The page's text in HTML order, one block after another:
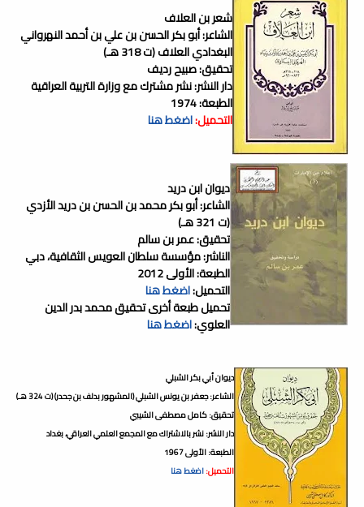
شعر بن العلاف
الشاعر: أبو بكر الحسن بن علي بن أحمد النهرواني
البغدادي العلاف (ت 318 هـ)
تحقيق: صبيح رديف
دار النشر: نشر مشترك مع وزارة التربية العراقية
الطبعة: 1974
التحميل:اضغط هنا
ديوان ابن دريد
الشاعر: أبو بكر محمد بن الحسن بن دريد الأزدي
(ت 321 هـ)
تحقيق: عمر بن سالم
الناشر: مؤسسة سلطان العويس الثقافية، دبي
الطبعة: الأولى 2012
التحميل:اضغط هنا
تحميل طبعة أخرى تحقيق محمد بدر الدين
العلوي:اضغط هنا
ديوان أبي بكر الشبلي
الشاعر: جعفر بن يونس الشبلي (المشهور بدلف بن جحدر) (ت 324 هـ)
تحقيق: كامل مصطفى الشيبي
دار النشر: نشر بالاشتراك مع المجمع العلمي العراقي، بغداد
الطبعة: الأولى 1967
التحميل:اضغط هنا